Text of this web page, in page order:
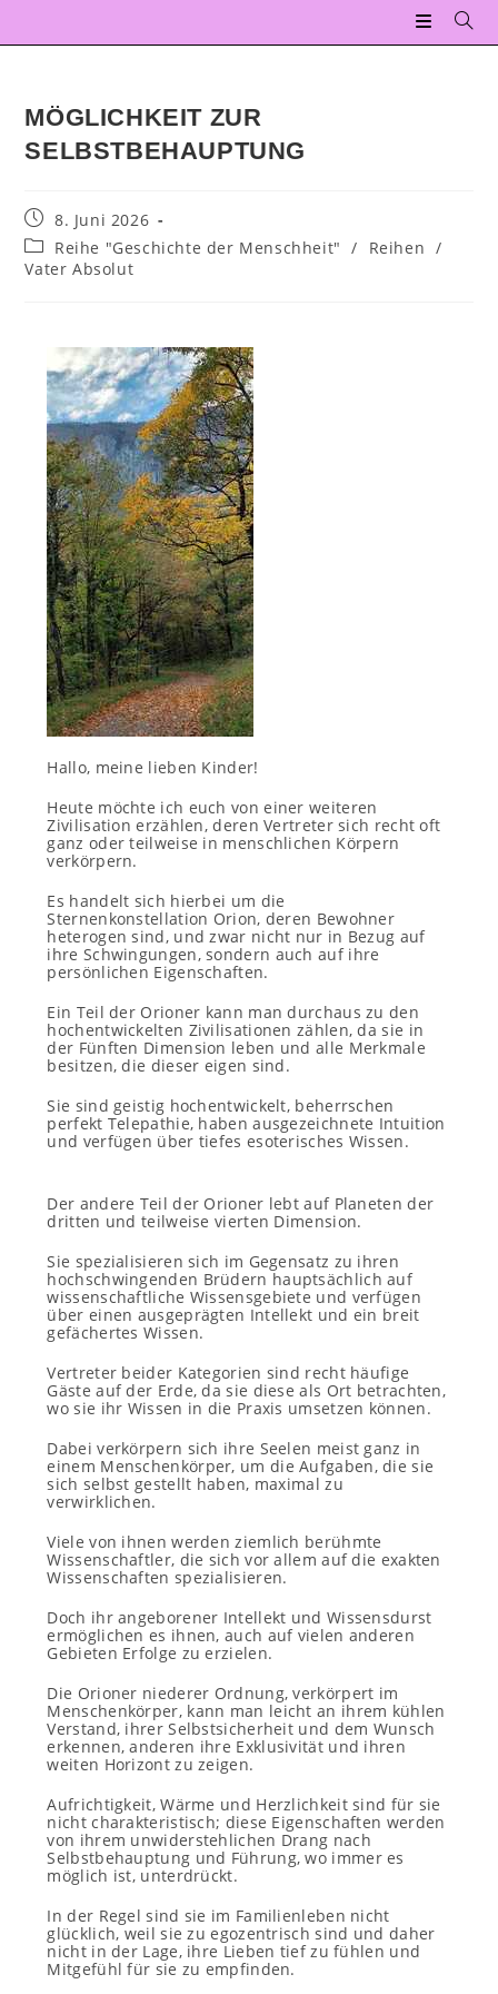
MÖGLICHKEIT ZUR
SELBSTBEHAUPTUNG
8. Juni 2026
Reihe "Geschichte der Menschheit"
/ Reihen /
Vater Absolut
Hallo, meine lieben Kinder!
Heute möchte ich euch von einer weiteren
Zivilisation erzählen, deren Vertreter sich recht oft
ganz oder teilweise in menschlichen Körpern
verkörpern.
Es handelt sich hierbei um die
Sternenkonstellation Orion, deren Bewohner
heterogen sind, und zwar nicht nur in Bezug auf
ihre Schwingungen, sondern auch auf ihre
persönlichen Eigenschaften.
Ein Teil der Orioner kann man durchaus zu den
hochentwickelten Zivilisationen zählen, da sie in
der Fünften Dimension leben und alle Merkmale
besitzen, die dieser eigen sind.
Sie sind geistig hochentwickelt, beherrschen
perfekt Telepathie, haben ausgezeichnete Intuition
und verfügen über tiefes esoterisches Wissen.
Der andere Teil der Orioner lebt auf Planeten der
dritten und teilweise vierten Dimension.
Sie spezialisieren sich im Gegensatz zu ihren
hochschwingenden Brüdern hauptsächlich auf
wissenschaftliche Wissensgebiete und verfügen
über einen ausgeprägten Intellekt und ein breit
gefächertes Wissen.
Vertreter beider Kategorien sind recht häufige
Gäste auf der Erde, da sie diese als Ort betrachten,
wo sie ihr Wissen in die Praxis umsetzen können.
Dabei verkörpern sich ihre Seelen meist ganz in
einem Menschenkörper, um die Aufgaben, die sie
sich selbst gestellt haben, maximal zu
verwirklichen.
Viele von ihnen werden ziemlich berühmte
Wissenschaftler, die sich vor allem auf die exakten
Wissenschaften spezialisieren.
Doch ihr angeborener Intellekt und Wissensdurst
ermöglichen es ihnen, auch auf vielen anderen
Gebieten Erfolge zu erzielen.
Die Orioner niederer Ordnung, verkörpert im
Menschenkörper, kann man leicht an ihrem kühlen
Verstand, ihrer Selbstsicherheit und dem Wunsch
erkennen, anderen ihre Exklusivität und ihren
weiten Horizont zu zeigen.
Aufrichtigkeit, Wärme und Herzlichkeit sind für sie
nicht charakteristisch; diese Eigenschaften werden
von ihrem unwiderstehlichen Drang nach
Selbstbehauptung und Führung, wo immer es
möglich ist, unterdrückt.
In der Regel sind sie im Familienleben nicht
glücklich, weil sie zu egozentrisch sind und daher
nicht in der Lage, ihre Lieben tief zu fühlen und
Mitgefühl für sie zu empfinden.